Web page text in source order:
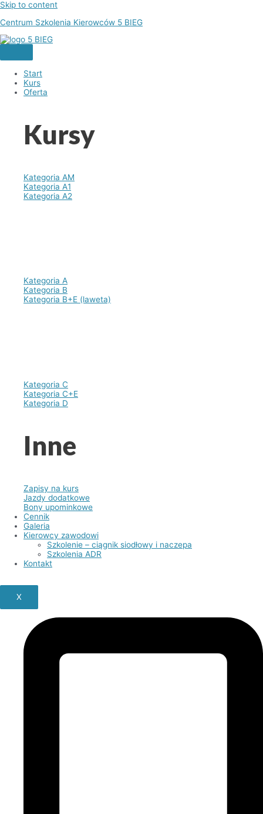
Skip to content
Centrum Szkolenia Kierowców 5 BIEG
Start
Kurs
Oferta
Kursy
Kategoria AM
Kategoria A1
Kategoria A2
Kategoria A
Kategoria B
Kategoria B+E (laweta)
Kategoria C
Kategoria C+E
Kategoria D
Inne
Zapisy na kurs
Jazdy dodatkowe
Bony upominkowe
Cennik
Galeria
Kierowcy zawodowi
Szkolenie – ciągnik siodłowy i naczepa
Szkolenia ADR
Kontakt
X